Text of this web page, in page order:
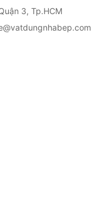
3, Tp.HCM